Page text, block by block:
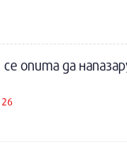
опита да